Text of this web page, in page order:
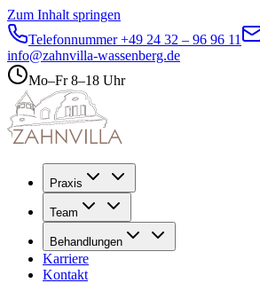
Zum Inhalt springen
Telefonnummer+49 24 32 – 96 96 11
info@zahnvilla-wassenberg.de
Mo–Fr 8–18 Uhr
Praxis
Team
Behandlungen
Karriere
Kontakt